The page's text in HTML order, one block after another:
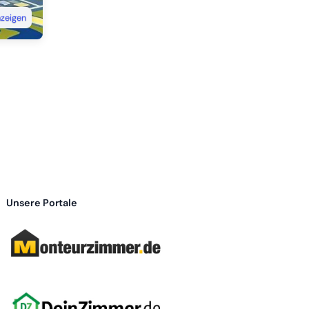
Unsere Portale